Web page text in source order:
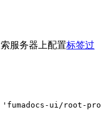
服务器上配置标签过
'fumadocs-ui/root-